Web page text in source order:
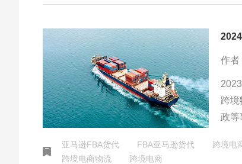
作者
跨
政等
港罢
亚马逊FBA货代 FBA亚马逊货代 跨境电
跨境电商物流
跨境电商